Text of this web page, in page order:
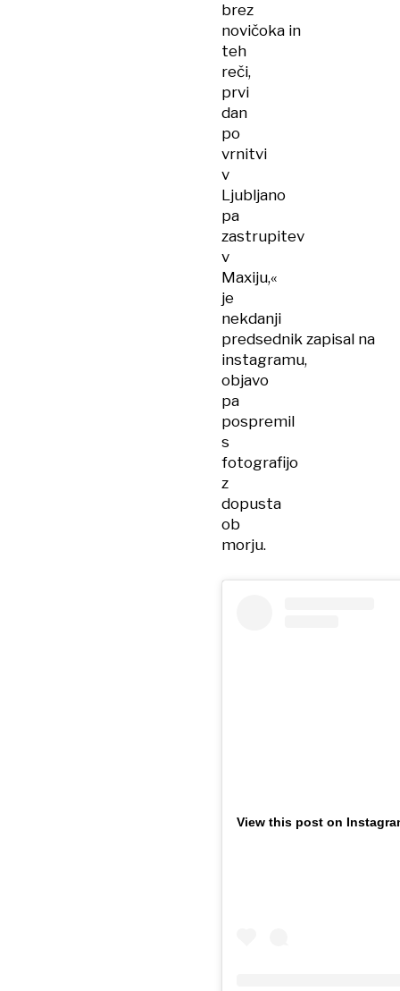
brez
novičoka in
teh
reči,
prvi
dan
po
vrnitvi
v
Ljubljano
pa
zastrupitev
v
Maxiju,«
je
nekdanji
predsednik zapisal na
instagramu,
objavo
pa
pospremil
s
fotografijo
z
dopusta
ob
morju.
View this post on